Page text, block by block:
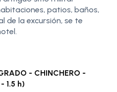
patios, baños,
de la excursión, se te
- CHINCHERO -
1.5 h)